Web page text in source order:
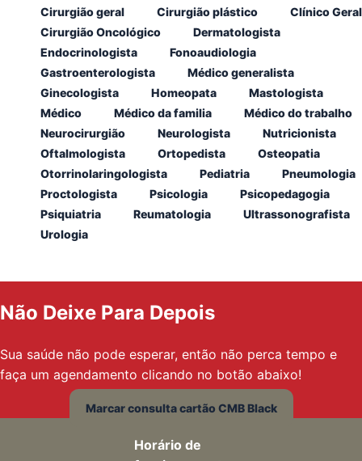
Cirurgião geral
Cirurgião plástico
Clínico Geral
Cirurgião Oncológico
Dermatologista
Endocrinologista
Fonoaudiologia
Gastroenterologista
Médico generalista
Ginecologista
Homeopata
Mastologista
Médico
Médico da familia
Médico do trabalho
Neurocirurgião
Neurologista
Nutricionista
Oftalmologista
Ortopedista
Osteopatia
Otorrinolaringologista
Pediatria
Pneumologia
Proctologista
Psicologia
Psicopedagogia
Psiquiatria
Reumatologia
Ultrassonografista
Urologia
Não Deixe Para Depois
Sua saúde não pode esperar, então não perca tempo e
faça um agendamento clicando no botão abaixo!
Marcar consulta cartão CMB Black
Horário de